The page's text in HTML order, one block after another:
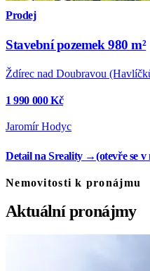
Prodej
Stavební pozemek 980 m²
Ždírec nad Doubravou
1 990 000 Kč
Jaromír Hodyc
Detail na Sreality →(otevře se
Nemovitosti k pronájmu
Aktuální pronájmy